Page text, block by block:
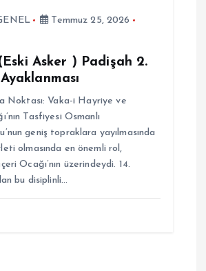
Temmuz 25, 2026
Asker ) Padişah 2.
Noktası: Vaka-i Hayriye ve
Tasfiyesi Osmanlı
geniş topraklara yayılmasında
olmasında en önemli rol,
Ocağı’nın üzerindeydi. 14.
bu disiplinli…